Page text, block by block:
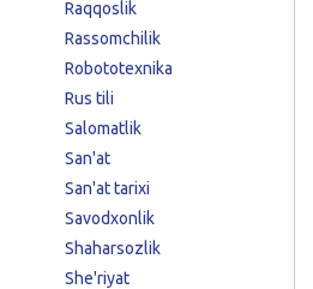
Raqqoslik
Rassomchilik
Robototexnika
Rus tili
Salomatlik
San'at
San'at tarixi
Savodxonlik
Shaharsozlik
She'riyat